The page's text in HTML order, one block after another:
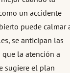
un accidente
puede calmar
se anticipan las
que la atención a
sugiere el plan